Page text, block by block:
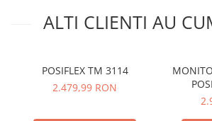
ALTI CLIENTI AU
POSIFLEX TM 3114
2.479,99 RON